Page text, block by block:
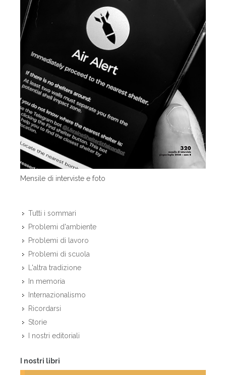
Mensile di interviste e foto
Tutti i sommari
Problemi d'ambiente
Problemi di lavoro
Problemi di scuola
L'altra tradizione
In memoria
Internazionalismo
Ricordarsi
Storie
I nostri editoriali
I nostri libri